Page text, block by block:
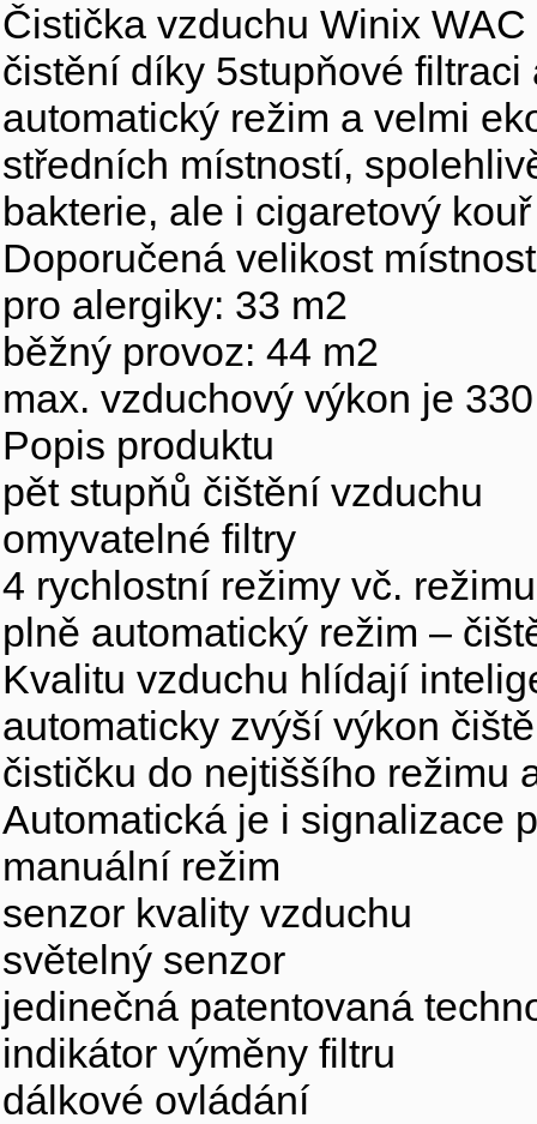
Čistička vzduchu Winix
čistění díky 5stupňové
automatický režim a velmi
středních místností,
bakterie, ale i cigaretový
Doporučená velikost
pro alergiky: 33 m2
běžný provoz: 44 m2
max. vzduchový výkon je
Popis produktu
pět stupňů čištění vzduchu
omyvatelné filtry
4 rychlostní režimy vč.
plně automatický režim –
Kvalitu vzduchu hlídají
automaticky zvýší výkon
čističku do nejtiššího režimu
Automatická je i signalizace
manuální režim
senzor kvality vzduchu
světelný senzor
jedinečná patentovaná
indikátor výměny filtru
dálkové ovládání